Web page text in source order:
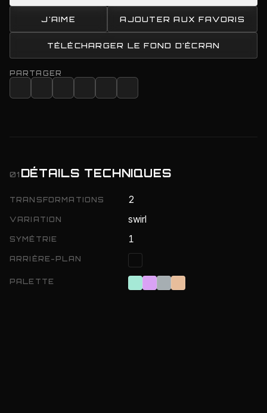
J'AIME AJOUTER AUX FAVORIS
TÉLÉCHARGER LE FOND D'ÉCRAN
PARTAGER
01 DÉTAILS TECHNIQUES
TRANSFORMATIONS 2
VARIATION swirl
SYMÉTRIE 1
ARRIÈRE-PLAN
PALETTE